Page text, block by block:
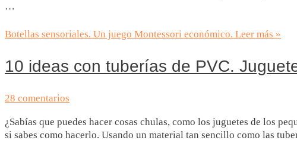
…
Botellas sensoriales. Un juego Montessori económico. Leer más »
10 ideas con tuberías de PVC.
28 comentarios
¿Sabías que puedes hacer cosas chulas, como los juguetes de los
si sabes como hacerlo. Usando un material tan sencillo como las